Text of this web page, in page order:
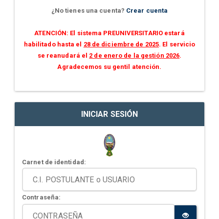
¿No tienes una cuenta? Crear cuenta
ATENCIÓN: El sistema PREUNIVERSITARIO estará
habilitado hasta el 28 de diciembre de 2025. El servicio
se reanudará el 2 de enero de la gestión 2026.
Agradecemos su gentil atención.
INICIAR SESIÓN
Carnet de identidad:
Contraseña: